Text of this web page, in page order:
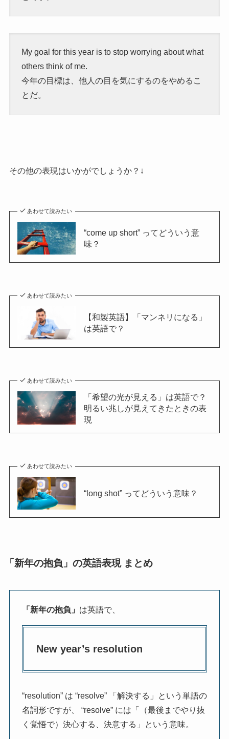
My goal for this year is to stop worrying about what
others think of me.
今年の目標は、他人の目を気にするのをやめるこ
とだ。
その他の表現はいかがでしょうか？↓
あわせて読みたい
“come up short” ってどういう意
味？
あわせて読みたい
【和製英語】「マンネリになる」
は英語で？
あわせて読みたい
「希望の光が見える」は英語で？
明るい兆しが見えてきたときの表
現
あわせて読みたい
“long shot” ってどういう意味？
「新年の抱負」の英語表現 まとめ
「新年の抱負」 は英語で、
New year’s resolution
“resolution” は “resolve” 「解決する」という単語の
名詞形ですが、 “resolve” には「（最後までやり抜
く覚悟で）決心する、決意する」という意味。